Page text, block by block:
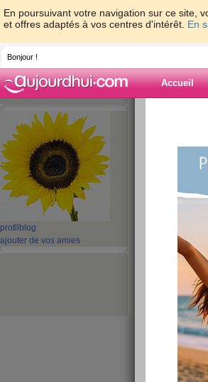
En poursuivant votre navigation sur ce site,
et offres adaptés à vos centres d'intérêt. En
Bonjour !
Accueil
profil blog
ajouter de vos amies
Blog
Je
Je m’appelle...
1 - 1 de 1